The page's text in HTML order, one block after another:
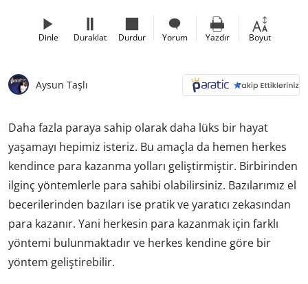
Dinle Duraklat Durdur Yorum Yazdır Boyut
Aysun Taşlı
Daha fazla paraya sahip olarak daha lüks bir hayat
yaşamayı hepimiz isteriz. Bu amaçla da hemen herkes
kendince para kazanma yolları geliştirmiştir. Birbirinden
ilginç yöntemlerle para sahibi olabilirsiniz. Bazılarımız el
becerilerinden bazıları ise pratik ve yaratıcı zekasından
para kazanır. Yani herkesin para kazanmak için farklı
yöntemi bulunmaktadır ve herkes kendine göre bir
yöntem geliştirebilir.